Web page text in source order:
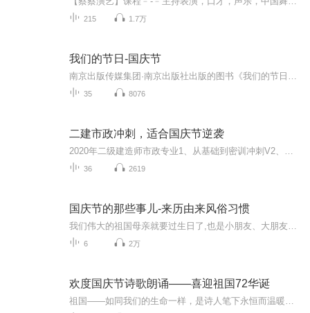
215 1.7万
我们的节日-国庆节
35 8076
二建市政冲刺，适合国庆节逆袭
36 2619
国庆节的那些事儿-来历由来风俗习惯
6 2万
欢度国庆节诗歌朗诵——喜迎祖国72华诞